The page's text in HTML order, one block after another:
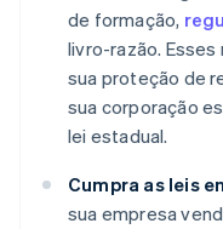
de formação,
livro-razão.
sua proteção de
sua corporação
lei estadual.
Cumpra as leis
sua empresa